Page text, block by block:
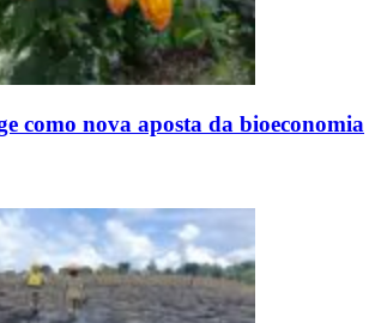
como nova aposta da bioeconomia